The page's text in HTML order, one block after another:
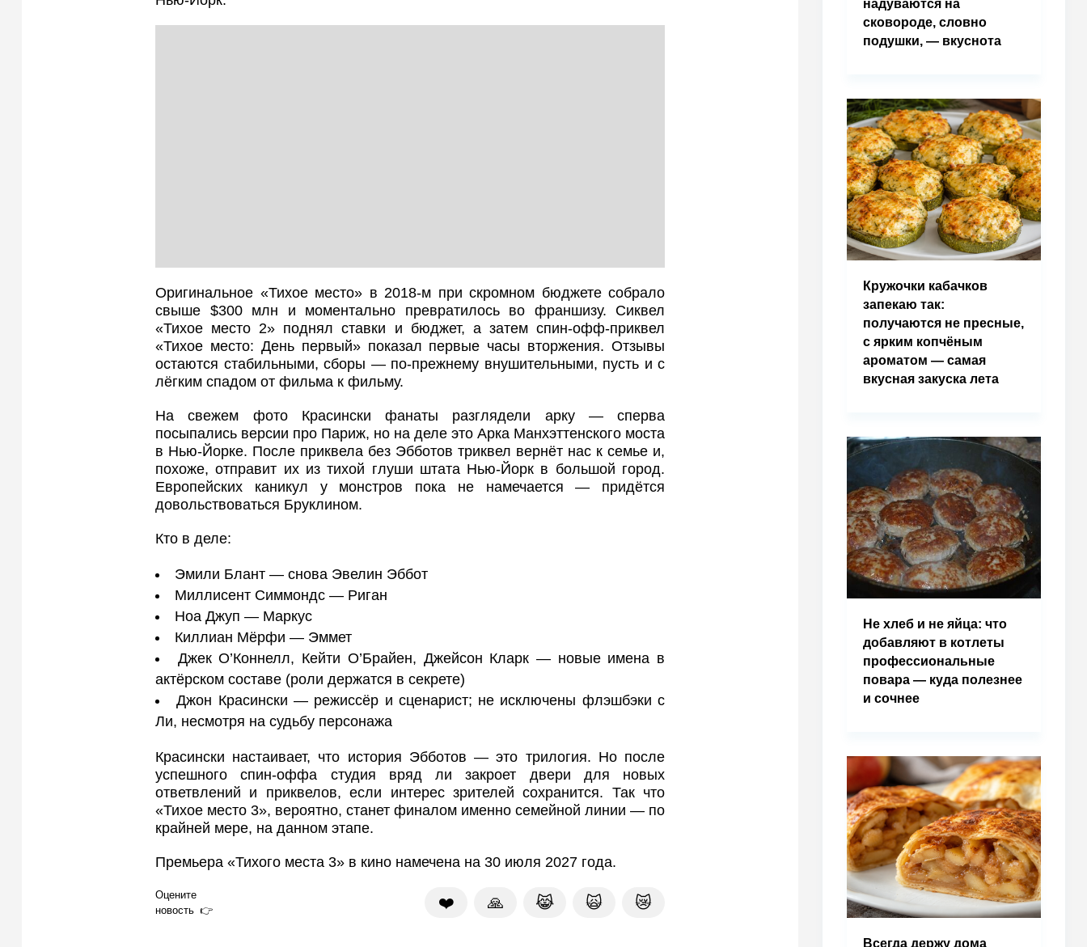
Оригинальное «Тихое место» в 2018‑м при скромном бюджете собрало
свыше $300 млн и моментально превратилось во франшизу. Сиквел
«Тихое место 2» поднял ставки и бюджет, а затем спин‑офф‑приквел
«Тихое место: День первый» показал первые часы вторжения. Отзывы
остаются стабильными, сборы — по‑прежнему внушительными, пусть и с
лёгким спадом от фильма к фильму.
На свежем фото Красински фанаты разглядели арку — сперва
посыпались версии про Париж, но на деле это Арка Манхэттенского моста
в Нью‑Йорке. После приквела без Эбботов триквел вернёт нас к семье и,
похоже, отправит их из тихой глуши штата Нью‑Йорк в большой город.
Европейских каникул у монстров пока не намечается — придётся
довольствоваться Бруклином.
Кто в деле:
Эмили Блант — снова Эвелин Эббот
Миллисент Симмондс — Риган
Ноа Джуп — Маркус
Киллиан Мёрфи — Эммет
Джек О’Коннелл, Кейти О’Брайен, Джейсон Кларк — новые имена в
актёрском составе (роли держатся в секрете)
Джон Красински — режиссёр и сценарист; не исключены флэшбэки с
Ли, несмотря на судьбу персонажа
Красински настаивает, что история Эбботов — это трилогия. Но после
успешного спин‑оффа студия вряд ли закроет двери для новых
ответвлений и приквелов, если интерес зрителей сохранится. Так что
«Тихое место 3», вероятно, станет финалом именно семейной линии — по
крайней мере, на данном этапе.
Премьера «Тихого места 3» в кино намечена на 30 июля 2027 года.
Оцените
новость
❤️ 🙏 😹 🙀 😿
надуваются на
сковороде, словно
подушки, — вкуснота
Кружочки кабачков
запекаю так:
получаются не пресные,
с ярким копчёным
ароматом — самая
вкусная закуска лета
Не хлеб и не яйца: что
добавляют в котлеты
профессиональные
повара — куда полезнее
и сочнее
Всегда держу дома